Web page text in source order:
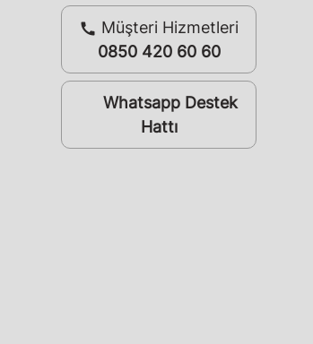
call Müşteri Hizmetleri
0850 420 60 60
whatsappWhatsapp Destek
Hattı